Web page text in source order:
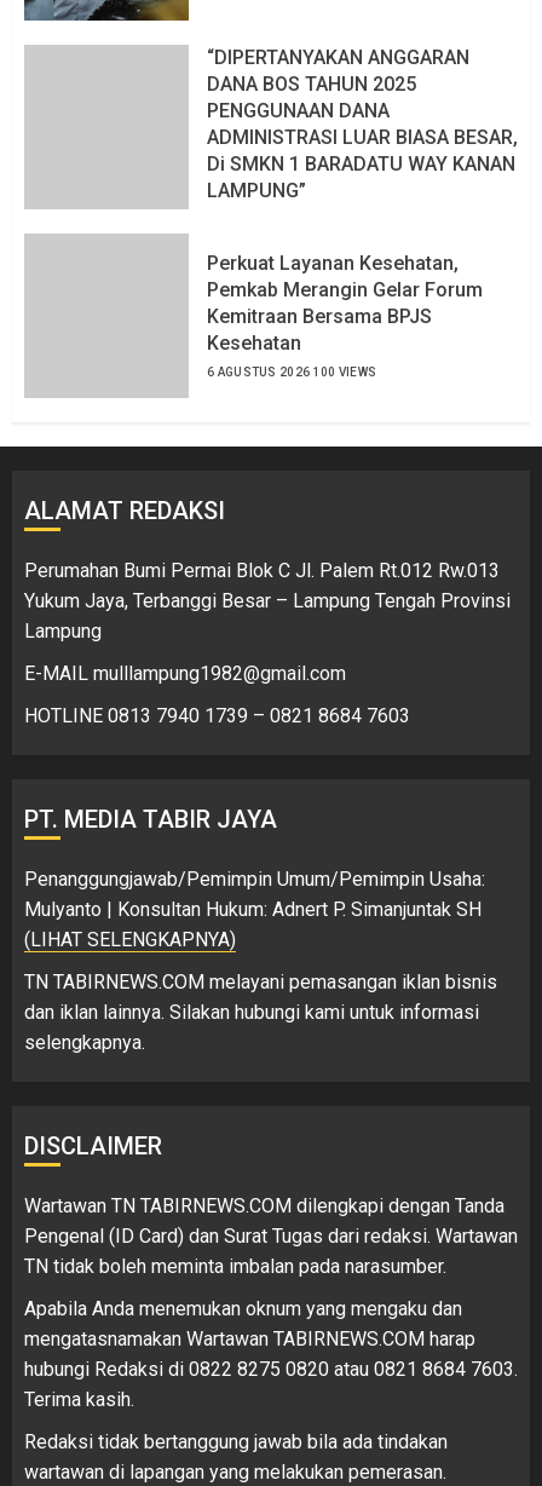
“DIPERTANYAKAN ANGGARAN
DANA BOS TAHUN 2025
PENGGUNAAN DANA
ADMINISTRASI LUAR BIASA BESAR,
Di SMKN 1 BARADATU WAY KANAN
LAMPUNG”
Perkuat Layanan Kesehatan,
Pemkab Merangin Gelar Forum
Kemitraan Bersama BPJS
Kesehatan
6 AGUSTUS 2026 100 VIEWS
ALAMAT REDAKSI
Perumahan Bumi Permai Blok C Jl. Palem Rt.012 Rw.013
Yukum Jaya, Terbanggi Besar – Lampung Tengah Provinsi
Lampung
E-MAIL mulllampung1982@gmail.com
HOTLINE 0813 7940 1739 – 0821 8684 7603
PT. MEDIA TABIR JAYA
Penanggungjawab/Pemimpin Umum/Pemimpin Usaha:
Mulyanto | Konsultan Hukum: Adnert P. Simanjuntak SH
(LIHAT SELENGKAPNYA)
TN TABIRNEWS.COM melayani pemasangan iklan bisnis
dan iklan lainnya. Silakan hubungi kami untuk informasi
selengkapnya.
DISCLAIMER
Wartawan TN TABIRNEWS.COM dilengkapi dengan Tanda
Pengenal (ID Card) dan Surat Tugas dari redaksi. Wartawan
TN tidak boleh meminta imbalan pada narasumber.
Apabila Anda menemukan oknum yang mengaku dan
mengatasnamakan Wartawan TABIRNEWS.COM harap
hubungi Redaksi di 0822 8275 0820 atau 0821 8684 7603.
Terima kasih.
Redaksi tidak bertanggung jawab bila ada tindakan
wartawan di lapangan yang melakukan pemerasan.